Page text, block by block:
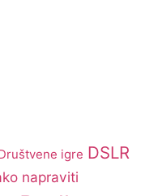
igre DSLR
napraviti